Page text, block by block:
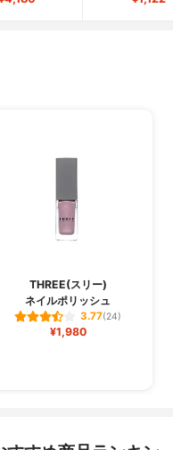
THREE(スリー)
ネイルポリッシュ
3.77(24)
¥1,980